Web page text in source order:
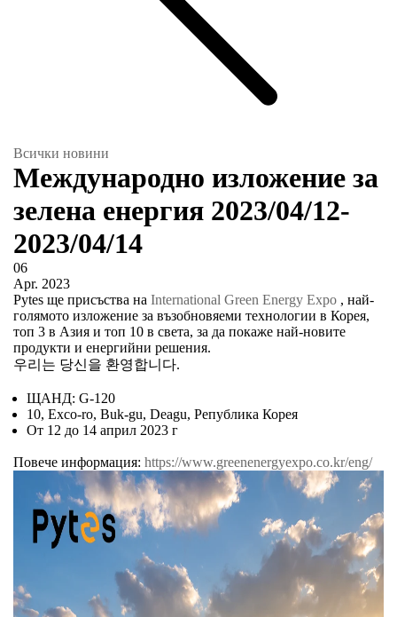
Всички новини
Международно изложение за
зелена енергия 2023/04/12-
2023/04/14
06
Apr. 2023
Pytes ще присъства на International Green Energy Expo , най-
голямото изложение за възобновяеми технологии в Корея,
топ 3 в Азия и топ 10 в света, за да покаже най-новите
продукти и енергийни решения.
우리는 당신을 환영합니다.
ЩАНД: G-120
10, Exco-ro, Buk-gu, Deagu, Република Корея
От 12 до 14 април 2023 г
Повече информация: https://www.greenenergyexpo.co.kr/eng/